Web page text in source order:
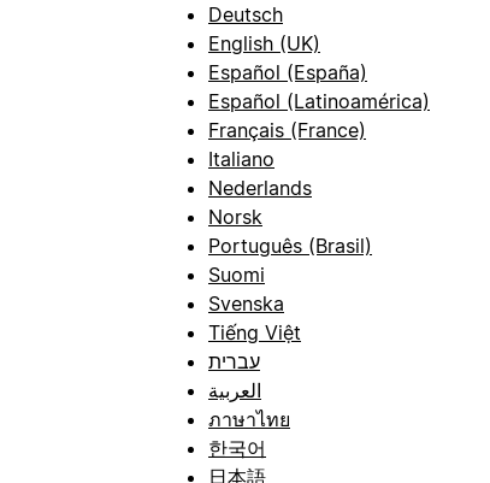
Deutsch
English (UK)
Español (España)
Español (Latinoamérica)
Français (France)
Italiano
Nederlands
Norsk
Português (Brasil)
Suomi
Svenska
Tiếng Việt
עברית
العربية
ภาษาไทย
한국어
日本語